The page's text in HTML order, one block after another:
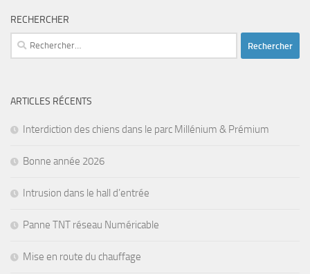
RECHERCHER
Rechercher :
ARTICLES RÉCENTS
Interdiction des chiens dans le parc Millénium & Prémium
Bonne année 2026
Intrusion dans le hall d’entrée
Panne TNT réseau Numéricable
Mise en route du chauffage